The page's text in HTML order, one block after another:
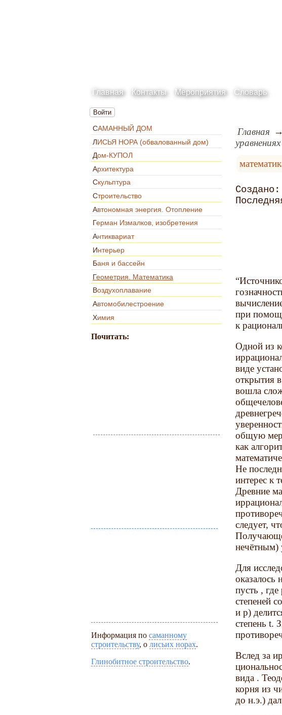
Главная Контакты Мероприятия Словарь
Войти
САМАННЫЙ ДОМ
ЛИСЬЯ НОРА (обвалованный дом)
Дом-КУПОЛ
Архитектура
Скульптура
Строительство
Автономная энергия. Отопление
Герман Измалков, изобретения
Антиквариат
Интерьер
Баня и бассейн
Геометрия. Математика
Воздухоплавание
Автомобилестроение
Химия
Почитать:
Информация по саманному
строительству, о лисьих норах.
Глинобитное строительство.
Главная
уравнениях
при
к
Одной из
виде
открытия
вошла
общую
как
Не
интерес к
Древние
следует,
нечётным)
Для
оказалось
пусть ,
степеней
и р)
степень t.
Вслед за
вида .
корня из
до н.э.)